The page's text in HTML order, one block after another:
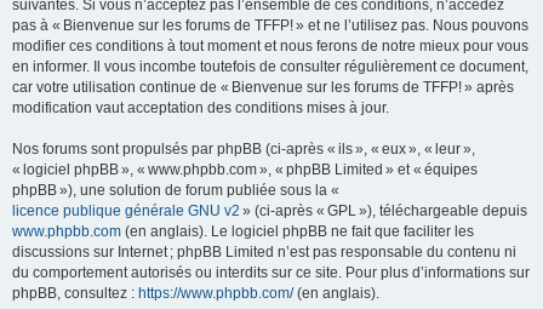
suivantes. Si vous n’acceptez pas l’ensemble de ces conditions, n’accédez
pas à « Bienvenue sur les forums de TFFP! » et ne l’utilisez pas. Nous pouvons
modifier ces conditions à tout moment et nous ferons de notre mieux pour vous
en informer. Il vous incombe toutefois de consulter régulièrement ce document,
car votre utilisation continue de « Bienvenue sur les forums de TFFP! » après
modification vaut acceptation des conditions mises à jour.
Nos forums sont propulsés par phpBB (ci-après « ils », « eux », « leur »,
« logiciel phpBB », « www.phpbb.com », « phpBB Limited » et « équipes
phpBB »), une solution de forum publiée sous la «
licence publique générale GNU v2 » (ci-après « GPL »), téléchargeable depuis
www.phpbb.com (en anglais). Le logiciel phpBB ne fait que faciliter les
discussions sur Internet ; phpBB Limited n’est pas responsable du contenu ni
du comportement autorisés ou interdits sur ce site. Pour plus d’informations sur
phpBB, consultez : https://www.phpbb.com/(en anglais).